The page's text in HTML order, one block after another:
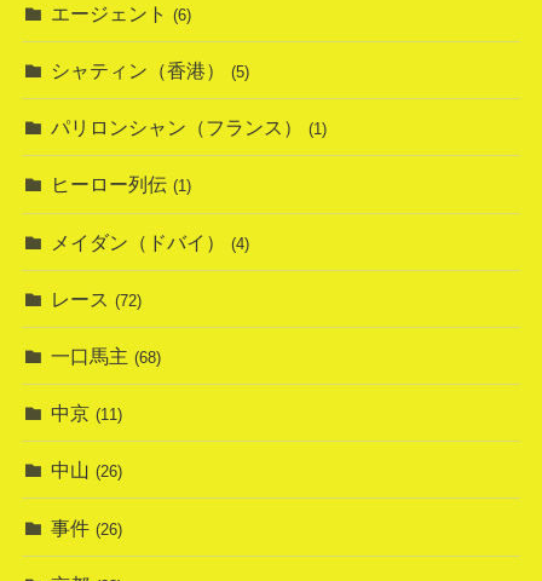
エージェント (6)
シャティン（香港） (5)
パリロンシャン（フランス） (1)
ヒーロー列伝 (1)
メイダン（ドバイ） (4)
レース (72)
一口馬主 (68)
中京 (11)
中山 (26)
事件 (26)